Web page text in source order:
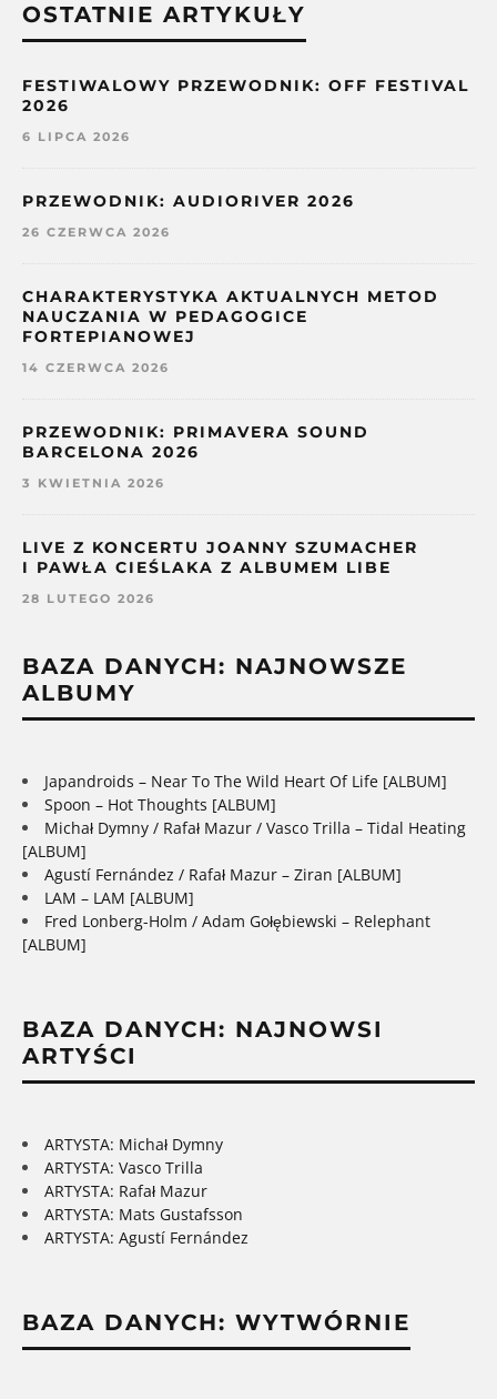
OSTATNIE ARTYKUŁY
FESTIWALOWY PRZEWODNIK: OFF FESTIVAL
2026
6 LIPCA 2026
PRZEWODNIK: AUDIORIVER 2026
26 CZERWCA 2026
CHARAKTERYSTYKA AKTUALNYCH METOD
NAUCZANIA W PEDAGOGICE
FORTEPIANOWEJ
14 CZERWCA 2026
PRZEWODNIK: PRIMAVERA SOUND
BARCELONA 2026
3 KWIETNIA 2026
LIVE Z KONCERTU JOANNY SZUMACHER
I PAWŁA CIEŚLAKA Z ALBUMEM LIBE
28 LUTEGO 2026
BAZA DANYCH: NAJNOWSZE
ALBUMY
Japandroids – Near To The Wild Heart Of Life [ALBUM]
Spoon – Hot Thoughts [ALBUM]
Michał Dymny / Rafał Mazur / Vasco Trilla – Tidal Heating
[ALBUM]
Agustí Fernández / Rafał Mazur – Ziran [ALBUM]
LAM – LAM [ALBUM]
Fred Lonberg-Holm / Adam Gołębiewski – Relephant
[ALBUM]
BAZA DANYCH: NAJNOWSI
ARTYŚCI
ARTYSTA: Michał Dymny
ARTYSTA: Vasco Trilla
ARTYSTA: Rafał Mazur
ARTYSTA: Mats Gustafsson
ARTYSTA: Agustí Fernández
BAZA DANYCH: WYTWÓRNIE